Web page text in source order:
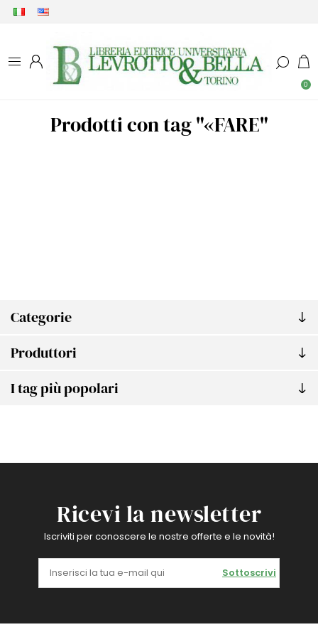
0
Categorie
Produttori
I tag più popolari
Prodotti con tag "«FARE"
Ricevi la newsletter
Iscriviti per conoscere le nostre offerte e le novità!
Sottoscrivi